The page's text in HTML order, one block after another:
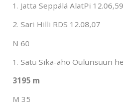
1. Jatta Seppälä AlatPi 12.06,59
2. Sari Hilli RDS 12.08,07
N 60
1. Satu Sika-aho Oulunsuun
3195 m
M 35